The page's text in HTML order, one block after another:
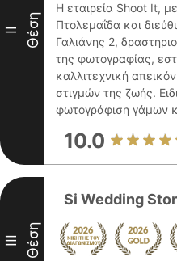
II Θέση
Η εταιρεία Shoot It,
Πτολεμαΐδα και
Γαλιάνης 2,
της φωτογραφίας,
καλλιτεχνική
στιγμών της ζωής.
φωτογράφιση γάμων
10.0
III Θέση
Si Wedding